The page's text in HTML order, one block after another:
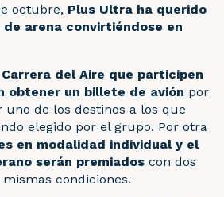
octubre, Plus Ultra ha querido
arena convirtiéndose en
del Aire que participen
obtener un billete de avión por
de los destinos a los que
elegido por el grupo. Por otra
en modalidad individual y el
serán premiados con dos
condiciones.